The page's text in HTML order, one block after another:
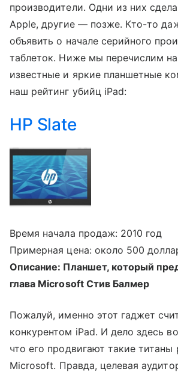
производители. Одни из них
Apple, другие — позже. Кто-то
объявить о начале серийного
таблеток. Ниже мы перечислим
известные и яркие планшетные
наш рейтинг убийц iPad:
HP Slate
Время начала продаж: 2010 год
Примерная цена: около 500
Описание: Планшет, который
глава Microsoft Стив Балмер
Пожалуй, именно этот гаджет
конкурентом iPad. И дело здесь
что его продвигают такие титаны
Microsoft. Правда, целевая